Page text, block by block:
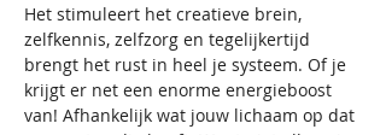
Het stimuleert het creatieve brein,
zelfkennis, zelfzorg en tegelijkertijd
brengt het rust in heel je systeem. Of je
krijgt er net een enorme energieboost
van! Afhankelijk wat jouw lichaam op dat